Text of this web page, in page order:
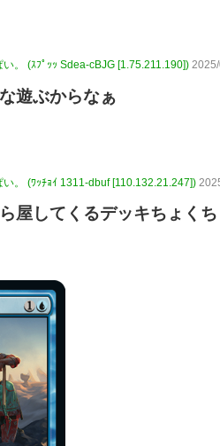
。 (ｽﾌﾟｯｯ Sdea-cBJG [1.75.211.190])
遊ぶからなぁ
。 (ﾜｯﾁｮｲ 1311-dbuf [110.132.21.247])
屋してくるデッキちょく